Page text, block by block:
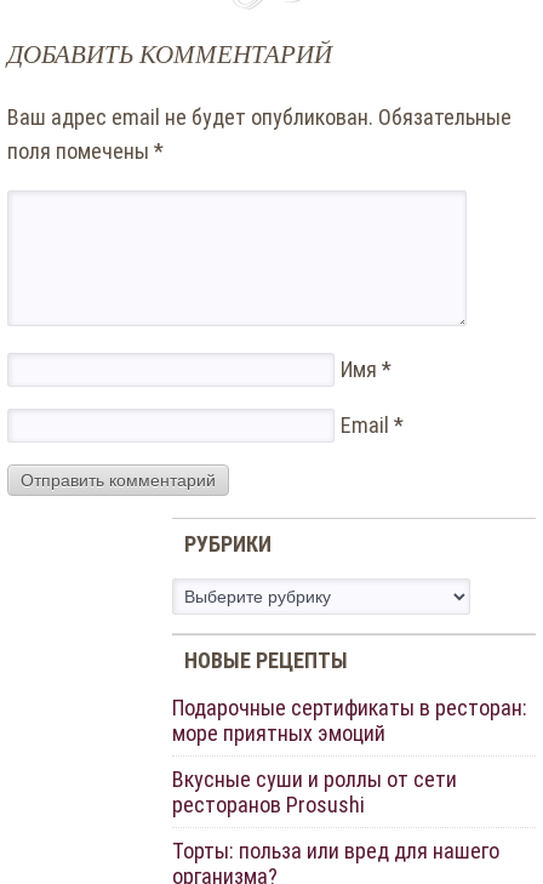
ДОБАВИТЬ КОММЕНТАРИЙ
Ваш адрес email не будет опубликован. Обязательные
поля помечены *
Имя *
Email *
РУБРИКИ
Рубрики
НОВЫЕ РЕЦЕПТЫ
Подарочные сертификаты в ресторан:
море приятных эмоций
Вкусные суши и роллы от сети
ресторанов Prosushi
Торты: польза или вред для нашего
организма?